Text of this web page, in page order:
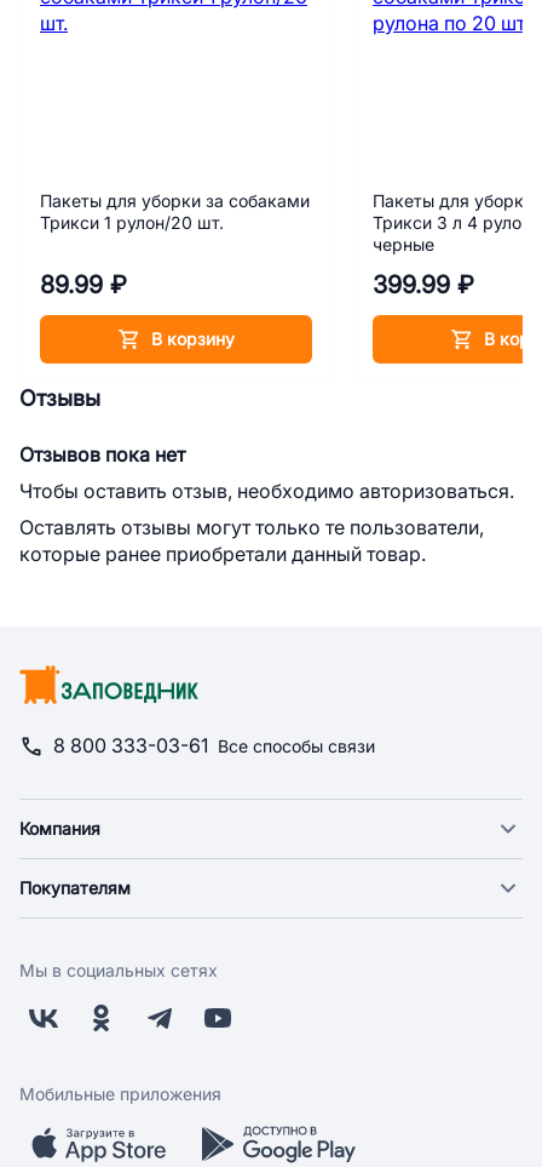
Пакеты для уборки за собаками
Трикси 1 рулон/20 шт.
89.99 ₽
В корзину
Пакеты для уборки
Трикси 3 л 4
черные
399.99 ₽
В
Отзывы
Отзывов пока нет
Чтобы оставить отзыв, необходимо авторизоваться.
Оставлять отзывы могут только те пользователи,
которые ранее приобретали данный товар.
8 800 333-03-61 Все способы связи
Компания
Новости
Поставщикам
Заводчикам
Обратная связь
Покупателям
Оплата
Бонусная программа
Скидки и акции
Мобильное приложение
Мы в социальных сетях
Мобильные приложения